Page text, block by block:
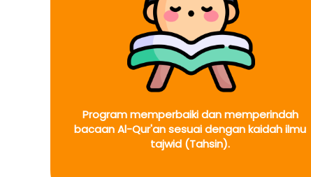
Program memperbaiki dan memperindah
bacaan Al-Qur'an sesuai dengan kaidah ilmu
tajwid (Tahsin).